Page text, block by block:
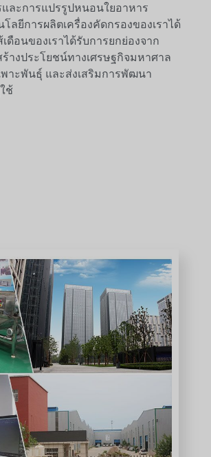
และการแปรรูปหนอนใยอาหาร
โลยีการผลิตเครื่องคัดกรองของเราได้
ดือนของเราได้รับการยกย่องจาก
างประโยชน์ทางเศรษฐกิจมหาศาล
าะพันธุ์ และส่งเสริมการพัฒนา
ช้